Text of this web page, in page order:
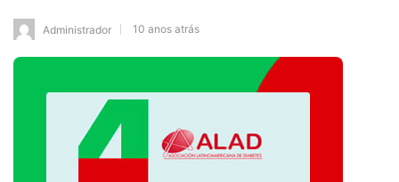
Administrador 10 anos atrás